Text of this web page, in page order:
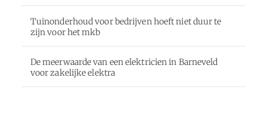
Tuinonderhoud voor bedrijven hoeft niet duur te
zijn voor het mkb
De meerwaarde van een elektricien in Barneveld
voor zakelijke elektra